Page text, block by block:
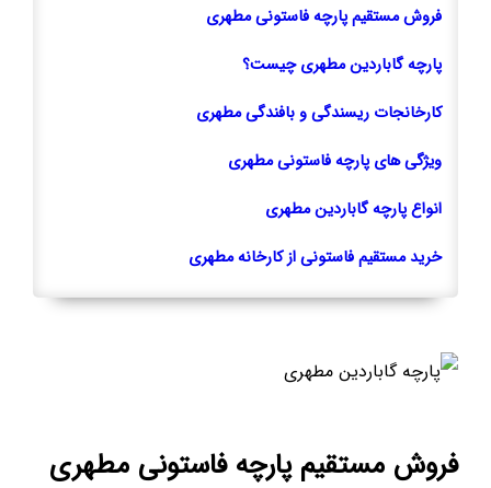
فروش مستقیم پارچه فاستونی مطهری
پارچه گاباردین مطهری چیست؟
کارخانجات ریسندگی و بافندگی مطهری
ویژگی های پارچه فاستونی مطهری
انواع پارچه گاباردین مطهری
خرید مستقیم فاستونی از کارخانه مطهری
فروش مستقیم پارچه فاستونی مطهری